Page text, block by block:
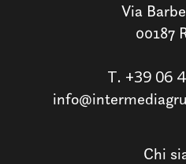
Via
00187
T. +39 06
Chi